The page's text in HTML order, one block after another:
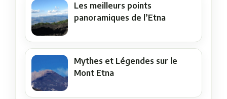
Les meilleurs points
panoramiques de l’Etna
Mythes et Légendes sur le
Mont Etna